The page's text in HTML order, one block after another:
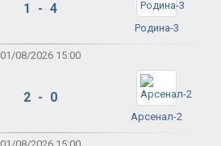
1 - 4
Родина-3
01/08/2026 15:00
2 - 0
Арсенал-2